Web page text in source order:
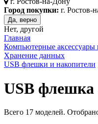
Город покупки: г. Ростов-
Да, верно
Нет, другой
Главная
Компьютерные аксессуары
Хранение данных
USB флешки и накопители
USB флешка
Всего 17 моделей.